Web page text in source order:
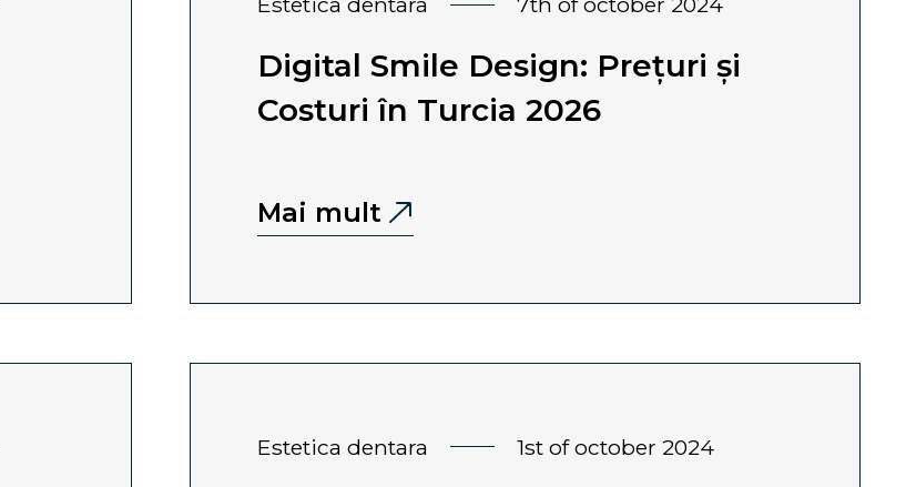
Digital Smile Design: Prețuri și
Costuri în Turcia 2026
Mai mult
estetica dentara 1st of october 2024